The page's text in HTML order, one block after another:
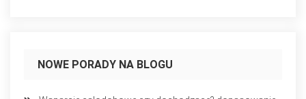
NOWE PORADY NA BLOGU